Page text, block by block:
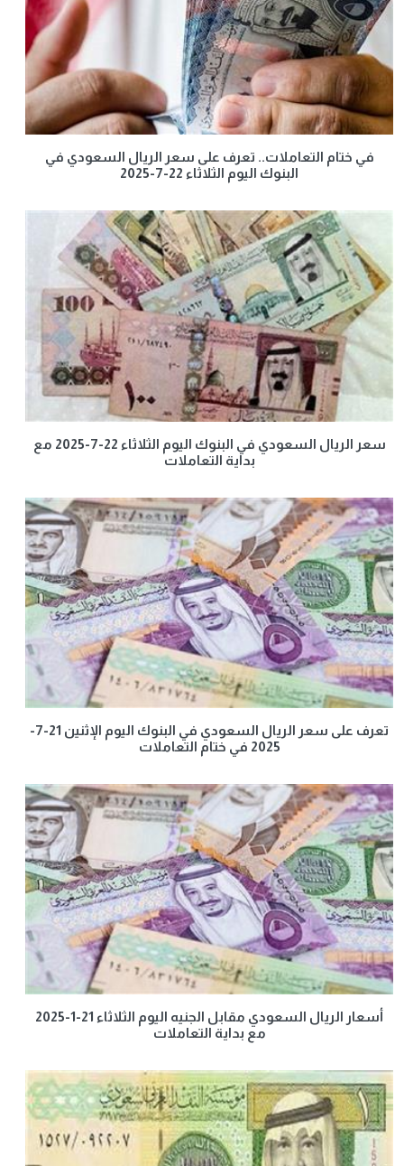
في ختام التعاملات.. تعرف على سعر الريال السعودي في
البنوك اليوم الثلاثاء 22-7-2025
سعر الريال السعودي في البنوك اليوم الثلاثاء 22-7-2025 مع
بداية التعاملات
تعرف على سعر الريال السعودي في البنوك اليوم الإثنين 21-7-
2025 في ختام التعاملات
أسعار الريال السعودي مقابل الجنيه اليوم الثلاثاء 21-1-2025
مع بداية التعاملات